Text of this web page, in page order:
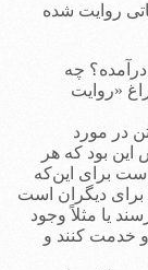
روایت شده
چه
«روایت
در مورد
بود که هر
برای این‌که
برای دیگران است
یا مثلاً وجود
خدمت کنند و